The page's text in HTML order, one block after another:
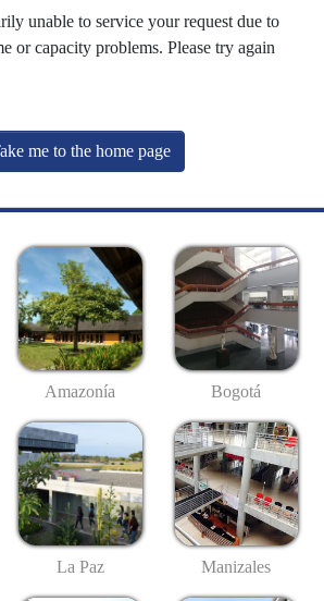
unable to service your request due to
or capacity problems. Please try again
me to the home page
Amazonía Bogotá
La Paz Manizales